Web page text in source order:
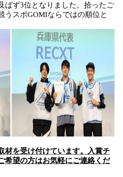
ず3位となりました。拾ったご
うスポGOMIならではの順位と
材を受け付けています。入賞チ
希望の方はお気軽にご連絡くだ